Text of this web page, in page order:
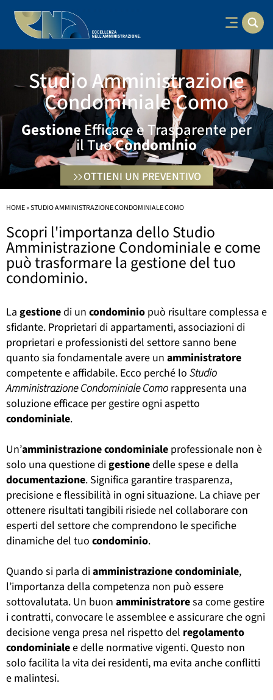
Studio Amministrazione
Condominiale Como
Gestione Efficace e Trasparente per
il TuoCondominio
OTTIENI UN PREVENTIVO
HOME»STUDIO AMMINISTRAZIONE CONDOMINIALE COMO
Scopri l'importanza dello Studio
Amministrazione Condominiale e come
può trasformare la gestione del tuo
condominio.
La gestionedi un condominio può risultare complessa e
sfidante. Proprietari di appartamenti, associazioni di
proprietari e professionisti del settore sanno bene
quanto sia fondamentale avere un amministratore
competente e affidabile. Ecco perché lo Studio
Amministrazione Condominiale Como rappresenta una
soluzione efficace per gestire ogni aspetto
condominiale.
Un’amministrazionecondominiale professionale non è
solo una questione di gestionedelle spese e della
documentazione. Significa garantire trasparenza,
precisione e flessibilità in ogni situazione. La chiave per
ottenere risultati tangibili risiede nel collaborare con
esperti del settore che comprendono le specifiche
dinamiche del tuo condominio.
Quando si parla diamministrazionecondominiale,
l’importanza della competenza non può essere
sottovalutata. Un buon amministratoresa come gestire
i contratti, convocare le assemblee e assicurare che ogni
decisione venga presa nel rispetto del regolamento
condominialee delle normative vigenti. Questo non
solo facilita la vita dei residenti, ma evita anche conflitti
e malintesi.